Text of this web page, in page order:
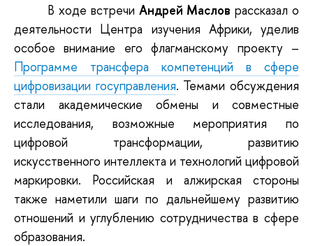
В ходе встречи Андрей Маслов рассказал о
деятельности Центра изучения Африки, уделив
особое внимание егофлагманскому проекту –
Программе
трансфера компетенций в сфере
цифровизации госуправления. Темами обсуждения
стали
академические обмены и
совместные
исследования,
возможные мероприятия
по
цифровой
трансформации,
развитию
искусственного интеллекта и технологий цифровой
маркировки. Российская и алжирская
стороны
также наметили шаги по дальнейшему развитию
отношений и углублению сотрудничества в сфере
образования.